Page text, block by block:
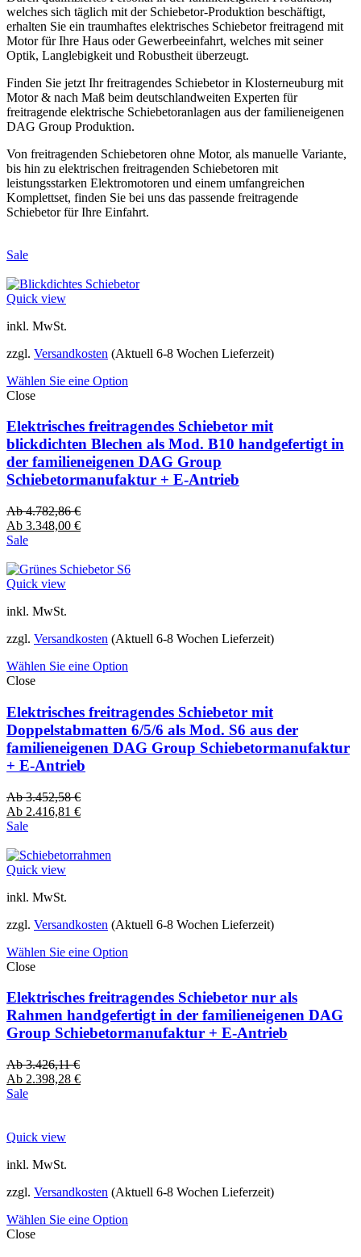
welches sich täglich mit der Schiebetor-Produktion beschäftigt,
erhalten Sie ein traumhaftes elektrisches Schiebetor freitragend mit
Motor für Ihre Haus oder Gewerbeeinfahrt, welches mit seiner
Optik, Langlebigkeit und Robustheit überzeugt.
Finden Sie jetzt Ihr freitragendes Schiebetor in Klosterneuburg mit
Motor & nach Maß beim deutschlandweiten Experten für
freitragende elektrische Schiebetoranlagen aus der familieneigenen
DAG Group Produktion.
Von freitragenden Schiebetoren ohne Motor, als manuelle Variante,
bis hin zu elektrischen freitragenden Schiebetoren mit
leistungsstarken Elektromotoren und einem umfangreichen
Komplettset, finden Sie bei uns das passende freitragende
Schiebetor für Ihre Einfahrt.
Sale
Quick view
inkl. MwSt.
zzgl. Versandkosten (Aktuell 6-8 Wochen Lieferzeit)
Wählen Sie eine Option
Close
Elektrisches freitragendes Schiebetor mit
blickdichten Blechen als Mod. B10 handgefertigt in
der familieneigenen DAG Group
Schiebetormanufaktur + E-Antrieb
Ab4.782,86€
Ab 3.348,00 €
Sale
Quick view
inkl. MwSt.
zzgl. Versandkosten (Aktuell 6-8 Wochen Lieferzeit)
Wählen Sie eine Option
Close
Elektrisches freitragendes Schiebetor mit
Doppelstabmatten 6/5/6 als Mod. S6 aus der
familieneigenen DAG Group Schiebetormanufaktur
+ E-Antrieb
Ab3.452,58€
Ab 2.416,81 €
Sale
Quick view
inkl. MwSt.
zzgl. Versandkosten (Aktuell 6-8 Wochen Lieferzeit)
Wählen Sie eine Option
Close
Elektrisches freitragendes Schiebetor nur als
Rahmen handgefertigt in der familieneigenen DAG
Group Schiebetormanufaktur + E-Antrieb
Ab3.426,11€
Ab 2.398,28 €
Sale
Quick view
inkl. MwSt.
zzgl. Versandkosten (Aktuell 6-8 Wochen Lieferzeit)
Wählen Sie eine Option
Close